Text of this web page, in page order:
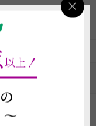
以上！